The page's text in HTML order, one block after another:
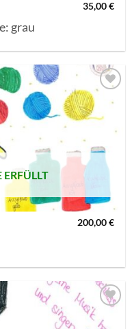
grau
35,00€
AUF MEINE
MERKLISTE
SETZEN
200,00€
AUF MEINE